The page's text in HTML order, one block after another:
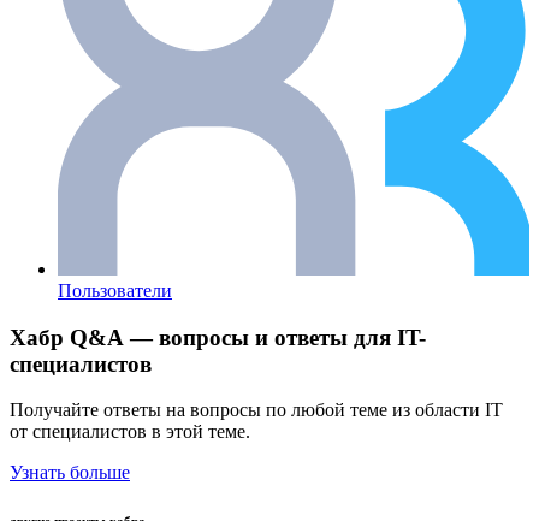
Пользователи
Хабр Q&A — вопросы и ответы для IT-
специалистов
Получайте ответы на вопросы по любой теме из области IT
от специалистов в этой теме.
Узнать больше